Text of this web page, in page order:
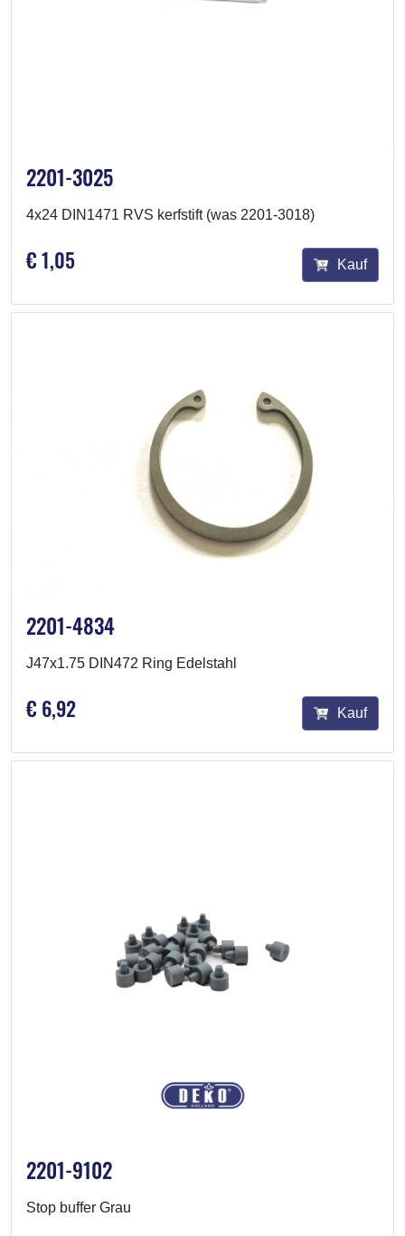
2201-3025
4x24 DIN1471 RVS kerfstift (was 2201-3018)
€ 1,05 Kauf
2201-4834
J47x1.75 DIN472 Ring Edelstahl
€ 6,92 Kauf
2201-9102
Stop buffer Grau